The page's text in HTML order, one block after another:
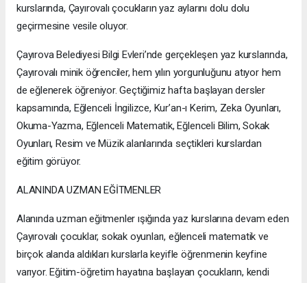
kurslarında, Çayırovalı çocukların yaz aylarını dolu dolu
geçirmesine vesile oluyor.
Çayırova Belediyesi Bilgi Evleri’nde gerçekleşen yaz kurslarında,
Çayırovalı minik öğrenciler, hem yılın yorgunluğunu atıyor hem
de eğlenerek öğreniyor. Geçtiğimiz hafta başlayan dersler
kapsamında, Eğlenceli İngilizce, Kur’an-ı Kerim, Zeka Oyunları,
Okuma-Yazma, Eğlenceli Matematik, Eğlenceli Bilim, Sokak
Oyunları, Resim ve Müzik alanlarında seçtikleri kurslardan
eğitim görüyor.
ALANINDA UZMAN EĞİTMENLER
Alanında uzman eğitmenler ışığında yaz kurslarına devam eden
Çayırovalı çocuklar, sokak oyunları, eğlenceli matematik ve
birçok alanda aldıkları kurslarla keyifle öğrenmenin keyfine
varıyor. Eğitim-öğretim hayatına başlayan çocukların, kendi